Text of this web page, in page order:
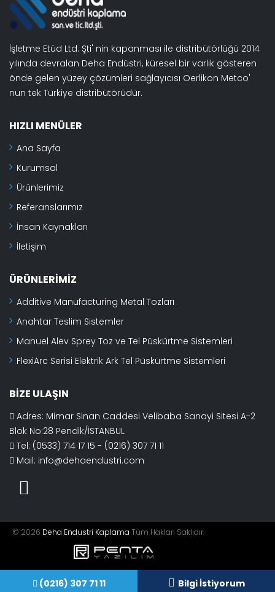
İşletme Etüd Ltd. Şti' nin kapanması ile distribütörlüğü 2014
yılında devralan Deha Endüstri, küresel bir varlık gösteren
önde gelen yüzey çözümleri sağlayıcısı Oerlikon Metco'
nun tek Türkiye distribütörüdür.
HIZLI MENÜLER
Ana Sayfa
Kurumsal
Ürünlerimiz
Referanslarımız
İnsan Kaynakları
İletişim
ÜRÜNLERIMIZ
Additive Manufacturing Metal Tozları
Anahtar Teslim Sistemler
Manuel Alev Sprey Toz ve Tel Püskürtme Sistemleri
FlexiArc Serisi Elektrik Ark Tel Püskürtme Sistemleri
BIZE ULAŞIN
Adres: Mimar Sinan Caddesi Velibaba Sanayi Sitesi A-2
Blok No:28 Pendik/İSTANBUL
Tel: (0533) 714 17 15 - (0216) 307 71 11
Mail: info@dehaendustri.com
© 2026 Deha Endustri Kaplama Tüm Hakları Saklıdır.
(0216) 307 71 11 Bilgi İstiyorum